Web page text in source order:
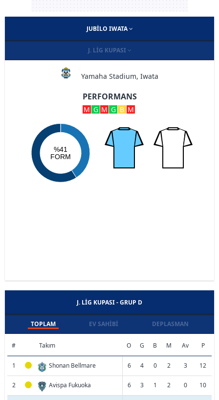
JUBILO IWATA
J. LIG KUPASI
Yamaha Stadium, Iwata
PERFORMANS
M G M G B M
%41
FORM
J. LIG KUPASI - GRUP D
TOPLAM EV SAHIBI DEPLASMAN
# Takım O G B M Av P
1 Shonan Bellmare 6 4 0 2 3 12
2 Avispa Fukuoka 6 3 1 2 0 10